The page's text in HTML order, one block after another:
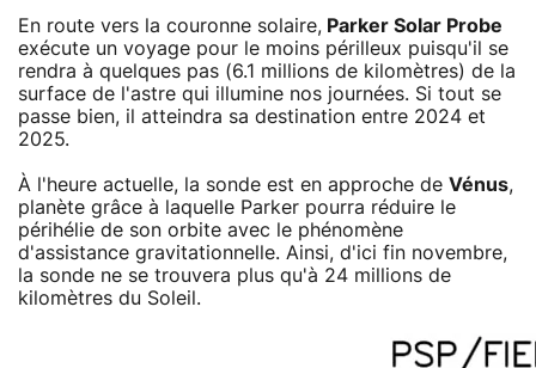
En route vers la couronne solaire, Parker Solar Probe
exécute un voyage pour le moins périlleux puisqu'il se
rendra à quelques pas (6.1 millions de kilomètres) de la
surface de l'astre qui illumine nos journées. Si tout se
passe bien, il atteindra sa destination entre 2024 et
2025.
À l'heure actuelle, la sonde est en approche de Vénus,
planète grâce à laquelle Parker pourra réduire le
périhélie de son orbite avec le phénomène
d'assistance gravitationnelle. Ainsi, d'ici fin novembre,
la sonde ne se trouvera plus qu'à 24 millions de
kilomètres du Soleil.